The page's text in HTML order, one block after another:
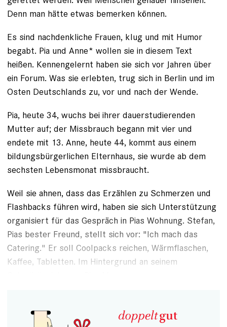
Denn man hätte etwas be­merken können.
Es sind nachdenkliche Frauen, klug und mit Humor
begabt. Pia und Anne* wollen sie in diesem Text
heißen. Kennengelernt haben sie sich vor Jahren über
ein Forum. Was sie erlebten, trug sich in Berlin und im
Osten Deutschlands zu, vor und nach der Wende.
Pia, heute 34, wuchs bei ihrer dauer­studierenden
Mutter auf; der Missbrauch begann mit vier und
endete mit 13. Anne, heute 44, kommt aus einem
bildungsbürgerlichen Elternhaus, sie wurde ab dem
sechsten Lebensmonat missbraucht.
Weil sie ahnen, dass das Erzählen zu Schmerzen und
Flashbacks ­führen wird, haben sie sich Unterstützung
organisiert für das Gespräch in Pias Wohnung. Stefan,
Pias bester Freund, stellt sich vor: "Ich mach das
Cate­ring." Er soll Coolpacks reichen, Wärmflaschen,
Kaffee, Tabletten. Im Hintergrund an seinem